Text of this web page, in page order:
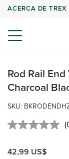
ACERCA DE TREX
Rod Rail
Charcoal
SKU:
42,99 US$